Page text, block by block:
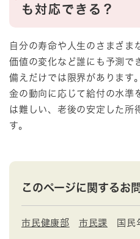
も対応できる？
自分の寿命や人生のさまざま
価値の変化など誰にも予測で
備えだけでは限界があります
金の動向に応じて給付の水準
は難しい、老後の安定した所
す。
このページに関するお
市民健康部 市民課 国民